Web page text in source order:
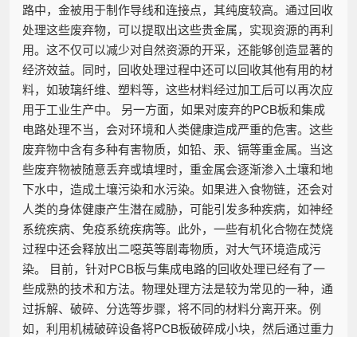
路中，金被用于制作导线和连接点，其纯度较高。通过回收
处理这些废弃物，可以提取出这些贵金属，实现资源的再利
用。这不仅可以减少对自然资源的开采，还能够创造显著的
经济效益。同时，回收处理过程中还可以回收其他有用的材
料，如玻璃纤维、塑料等，这些材料经过加工后可以再次应
用于工业生产中。 另一方面，如果对废弃的PCB板和集成
电路处理不当，会对环境和人类健康造成严重的危害。这些
废弃物中含有多种有害物质，如铅、汞、镉等重金属。当这
些废弃物被随意丢弃或填埋时，重金属会逐渐渗入土壤和地
下水中，造成土壤污染和水污染。如果进入食物链，还会对
人类的身体健康产生潜在威胁，可能引发多种疾病，如神经
系统疾病、免疫系统疾病等。此外，一些有机化合物在焚烧
过程中还会释放出二噁英等剧毒物质，对大气环境造成污
染。 目前，针对PCB板与集成电路的回收处理已经有了一
些成熟的技术和方法。物理处理方法是较为常见的一种，通
过拆解、破碎、分选等步骤，将不同的材料分离开来。例
如，利用机械破碎设备将PCB板破碎成小块，然后通过重力